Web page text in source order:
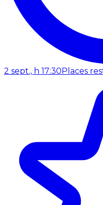
2 sept., h 17:30 Places